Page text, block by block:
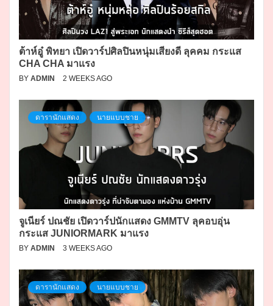
ต้าห์อู๋ พิทยา เปิดวาร์ปศิลปินหนุ่มเสียงดี ลุคคม กระแส
CHA CHA มาแรง
BY ADMIN 2 WEEKS AGO
ดารานักแสดง นายแบบชาย
จูเนียร์ ปณชัย เปิดวาร์ปนักแสดง GMMTV ลุคอบอุ่น
กระแส JUNIORMARK มาแรง
BY ADMIN 3 WEEKS AGO
ดารานักแสดง นายแบบชาย